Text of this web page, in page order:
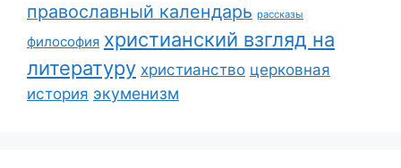
православный календарь рассказы
философия христианский взгляд на
литературу христианство церковная
история экуменизм